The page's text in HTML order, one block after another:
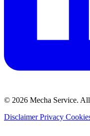
© 2026 Mecha Service.
DisclaimerPrivacy